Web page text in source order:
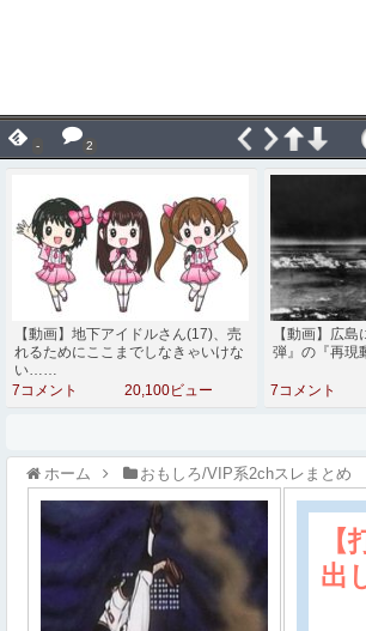
- 2
【動画】地下アイドルさん(17)、売
れるためにここまでしなきゃいけな
い……
7コメント
20,100ビュー
【動画】広
弾』の『再現
7コメント
ホーム おもしろ/VIP系2chスレまとめ
出